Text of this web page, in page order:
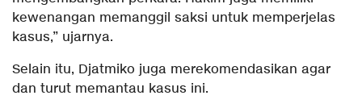
kewenangan memanggil saksi untuk memperjelas
kasus,” ujarnya.
Selain itu, Djatmiko juga merekomendasikan agar
dan turut memantau kasus ini.